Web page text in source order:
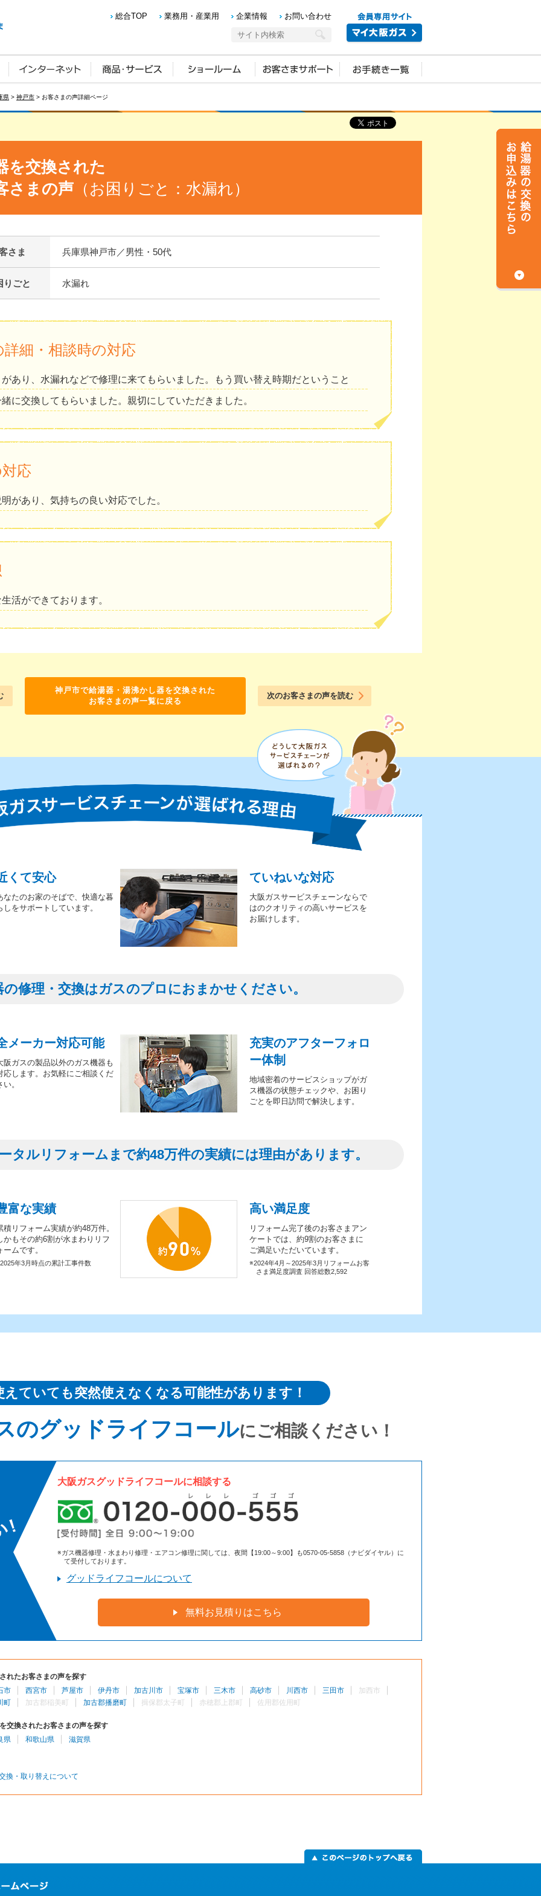
総合TOP 業務用・産業用 企業情報 お問い合わせ
県 > 神戸市 > お客さまの声詳細ページ
を交換された
さまの声 （お困りごと：水漏れ）
さま 兵庫県神戸市／男性・50代
りごと 水漏れ
細・相談時の対応
あり、水漏れなどで修理に来てもらいました。もう買い替え時期だということ
に交換してもらいました。親切にしていただきました。
応
があり、気持ちの良い対応でした。
活ができております。
神戸市で給湯器・湯沸かし器を交換された
お客さまの声一覧に戻る
次のお客さまの声を読む
くて安心
なたのお家のそばで、快適な暮
しをサポートしています。
ていねいな対応
大阪ガスサービスチェーンならで
はのクオリティの高いサービスを
お届けします。
の修理・交換はガスのプロにおまかせください。
メーカー対応可能
阪ガスの製品以外のガス機器も
応します。お気軽にご相談くだ
い。
充実のアフターフォロ
ー体制
地域密着のサービスショップがガ
ス機器の状態チェックや、お困り
ごとを即日訪問で解決します。
タルリフォームまで約48万件の実績には理由があります。
富な実績
積リフォーム実績が約48万件。
かもその約6割が水まわりリフ
ームです。
年3月時点の累計工事件数
高い満足度
リフォーム完了後のお客さまアン
ケートでは、約9割のお客さまに
ご満足いただいています。
※2024年4月～2025年3月リフォームお客
さま満足度調査 回答総数2,592
えていても突然使えなくなる可能性があります！
のグッドライフコールにご相談ください！
大阪ガスグッドライフコールに相談する
※ガス機器修理・水まわり修理・エアコン修理に関しては、夜間【19:00～9:00】も0570-05-5858（ナビダイヤル）に
て受付しております。
グッドライフコールについて
無料お見積りはこちら
れたお客さまの声を探す
市
西宮市 芦屋市 伊丹市 加古川市 宝塚市 三木市 高砂市 川西市 三田市
加西市
町
加古郡稲美町 加古郡播磨町 揖保郡太子町 赤穂郡上郡町 佐用郡佐用町
交換されたお客さまの声を探す
県
和歌山県 滋賀県
換・取り替えについて